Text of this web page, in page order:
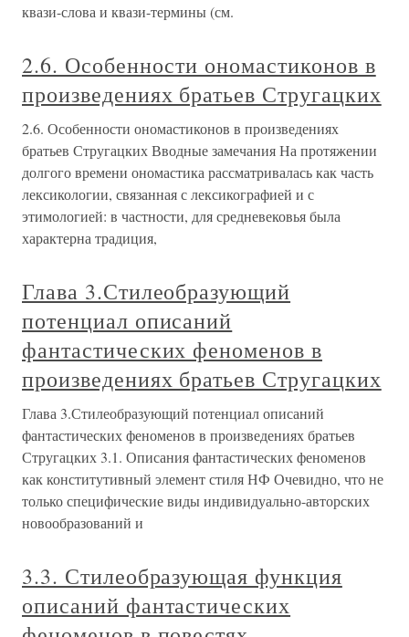
квази-слова и квази-термины (см.
2.6. Особенности ономастиконов в
произведениях братьев Стругацких
2.6. Особенности ономастиконов в произведениях
братьев Стругацких Вводные замечания На протяжении
долгого времени ономастика рассматривалась как часть
лексикологии, связанная с лексикографией и с
этимологией: в частности, для средневековья была
характерна традиция,
Глава 3.Стилеобразующий
потенциал описаний
фантастических феноменов в
произведениях братьев Стругацких
Глава 3.Стилеобразующий потенциал описаний
фантастических феноменов в произведениях братьев
Стругацких 3.1. Описания фантастических феноменов
как конститутивный элемент стиля НФ Очевидно, что не
только специфические виды индивидуально-авторских
новообразований и
3.3. Стилеобразующая функция
описаний фантастических